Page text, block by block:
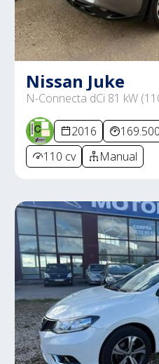
Nissan Juke
N-Connecta dCi 81 kW
2016
110 cv
Manual